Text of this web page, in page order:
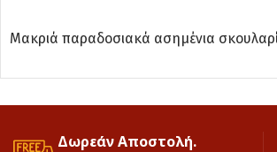
Μακριά παραδοσιακά ασημένια
Δωρεάν Αποστολή.